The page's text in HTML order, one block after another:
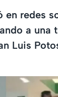
en redes
a una
Luis